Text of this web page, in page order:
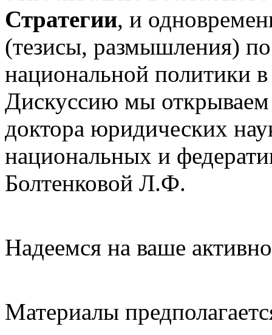
Стратегии, и
(тезисы, размышления)
национальной политики
Дискуссию мы
доктора юридических
национальных и
Болтенковой Л.Ф.
Надеемся на ваше
Материалы